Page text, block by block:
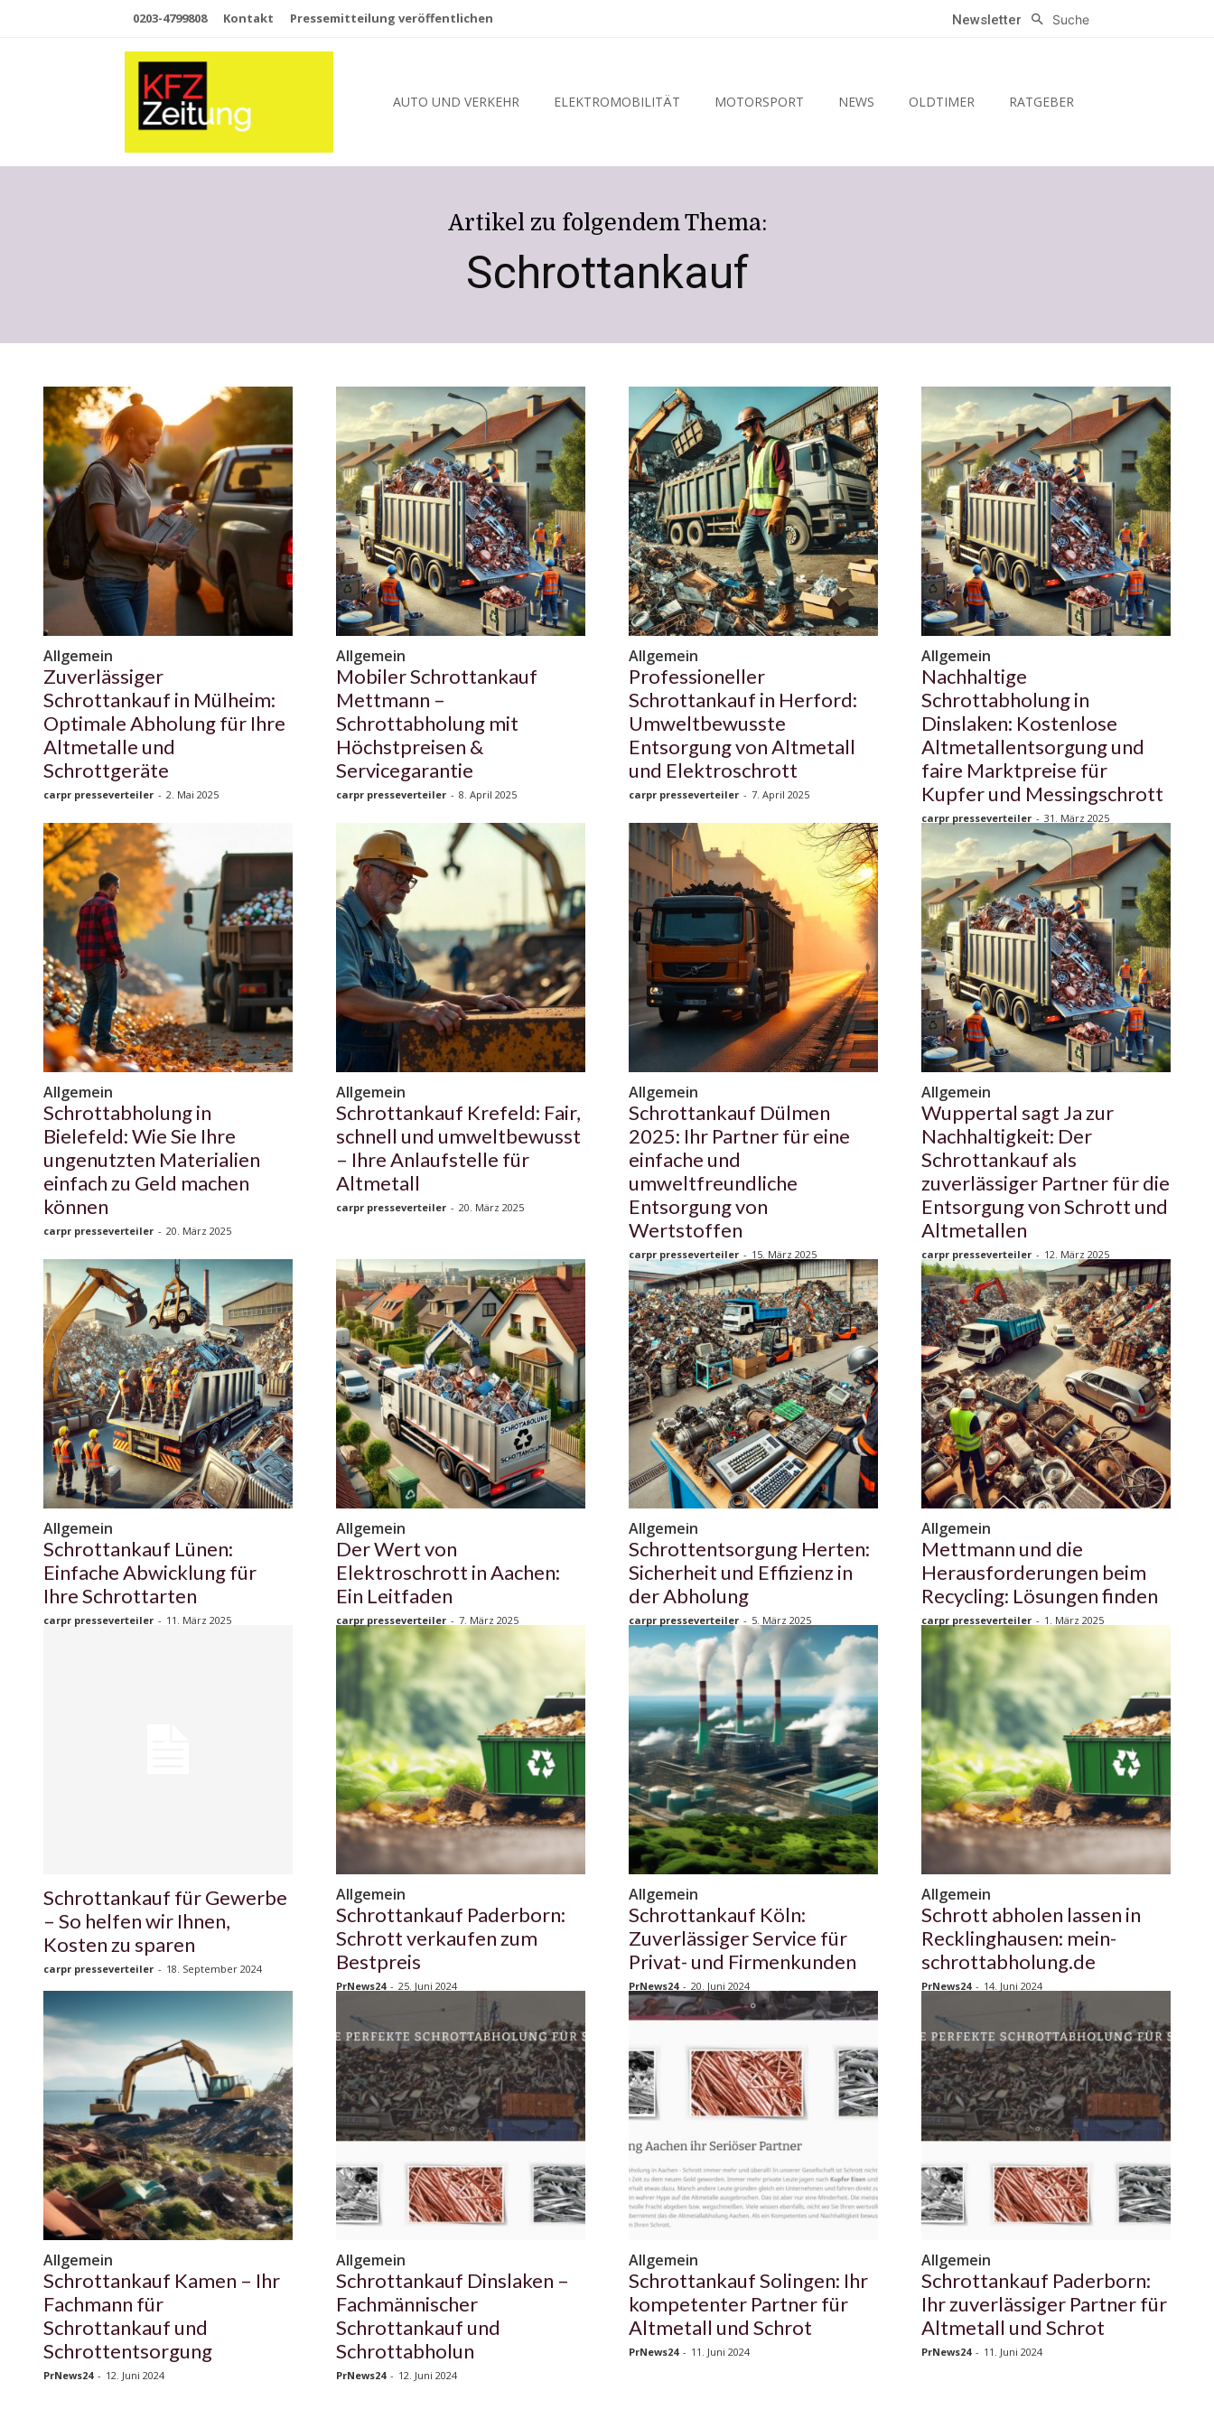
0203-4799808 Kontakt Pressemitteilung veröffentlichen Newsletter Suche
AUTO UND VERKEHR ELEKTROMOBILITÄT MOTORSPORT NEWS OLDTIMER RATGEBER
Artikel zu folgendem Thema:
Schrottankauf
Allgemein
Zuverlässiger
Schrottankauf in Mülheim:
Optimale Abholung für Ihre
Altmetalle und
Schrottgeräte
carpr presseverteiler - 2. Mai 2025
Allgemein
Mobiler Schrottankauf
Mettmann –
Schrottabholung mit
Höchstpreisen &
Servicegarantie
carpr presseverteiler - 8. April 2025
Allgemein
Professioneller
Schrottankauf in Herford:
Umweltbewusste
Entsorgung von Altmetall
und Elektroschrott
carpr presseverteiler - 7. April 2025
Allgemein
Nachhaltige
Schrottabholung in
Dinslaken: Kostenlose
Altmetallentsorgung und
faire Marktpreise für
Kupfer und Messingschrott
carpr presseverteiler - 31. März 2025
Allgemein
Schrottabholung in
Bielefeld: Wie Sie Ihre
ungenutzten Materialien
einfach zu Geld machen
können
carpr presseverteiler - 20. März 2025
Allgemein
Schrottankauf Krefeld: Fair,
schnell und umweltbewusst
– Ihre Anlaufstelle für
Altmetall
carpr presseverteiler - 20. März 2025
Allgemein
Schrottankauf Dülmen
2025: Ihr Partner für eine
einfache und
umweltfreundliche
Entsorgung von
Wertstoffen
carpr presseverteiler - 15. März 2025
Allgemein
Wuppertal sagt Ja zur
Nachhaltigkeit: Der
Schrottankauf als
zuverlässiger Partner für die
Entsorgung von Schrott und
Altmetallen
carpr presseverteiler - 12. März 2025
Allgemein
Schrottankauf Lünen:
Einfache Abwicklung für
Ihre Schrottarten
carpr presseverteiler - 11. März 2025
Allgemein
Der Wert von
Elektroschrott in Aachen:
Ein Leitfaden
carpr presseverteiler - 7. März 2025
Allgemein
Schrottentsorgung Herten:
Sicherheit und Effizienz in
der Abholung
carpr presseverteiler - 5. März 2025
Allgemein
Mettmann und die
Herausforderungen beim
Recycling: Lösungen finden
carpr presseverteiler - 1. März 2025
Schrottankauf für Gewerbe
– So helfen wir Ihnen,
Kosten zu sparen
carpr presseverteiler - 18. September 2024
Allgemein
Schrottankauf Paderborn:
Schrott verkaufen zum
Bestpreis
PrNews24 - 25. Juni 2024
Allgemein
Schrottankauf Köln:
Zuverlässiger Service für
Privat- und Firmenkunden
PrNews24 - 20. Juni 2024
Allgemein
Schrott abholen lassen in
Recklinghausen: mein-
schrottabholung.de
PrNews24 - 14. Juni 2024
Allgemein
Schrottankauf Kamen – Ihr
Fachmann für
Schrottankauf und
Schrottentsorgung
PrNews24 - 12. Juni 2024
Allgemein
Schrottankauf Dinslaken –
Fachmännischer
Schrottankauf und
Schrottabholun
PrNews24 - 12. Juni 2024
Allgemein
Schrottankauf Solingen: Ihr
kompetenter Partner für
Altmetall und Schrot
PrNews24 - 11. Juni 2024
Allgemein
Schrottankauf Paderborn:
Ihr zuverlässiger Partner für
Altmetall und Schrot
PrNews24 - 11. Juni 2024